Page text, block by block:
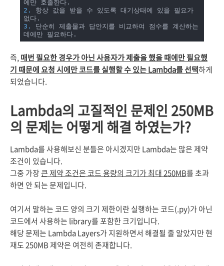
2.
항상 값을 받을 수 있도록 대기상태에 있을 필요가
3.
단순히 제출물과 답안지를 비교하여 점수를 계산하는
데에만 필요하다.
즉,매번 필요한 경우가 아닌 사용자가 제출을 했을 때에만 필요했
기 때문에 요청 시에만 코드를 실행할 수 있는 Lambda를 선택하게
되었습니다.
Lambda의 고질적인 문제인 250MB
의 문제는 어떻게 해결 하였는가?
Lambda를 사용해보신 분들은 아시겠지만 Lambda는 많은 제약
조건이 있습니다.
그중 가장큰 제약 조건은 코드 용량의 크기가 최대 250MB를 초과
하면 안 되는 문제입니다.
여기서 말하는 코드 양의 크기 제한이란 실행하는 코드(.py)가 아닌
코드에서 사용하는 library를 포함한 크기입니다.
해당 문제는 Lambda Layers가 지원하면서 해결될 줄 알았지만 현
재도 250MB 제약은 여전히 존재합니다.